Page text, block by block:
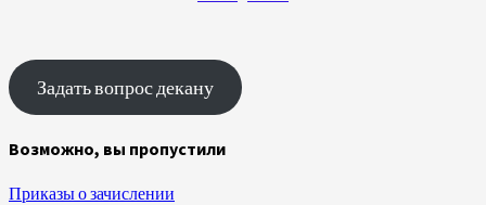
Задать вопрос декану
Возможно, вы пропустили
Приказы о зачислении